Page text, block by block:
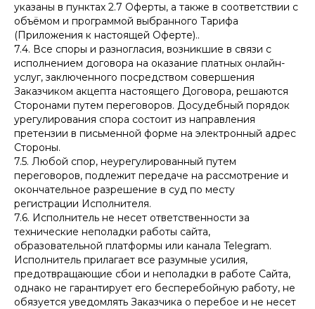
указаны в пунктах 2.7 Оферты, а также в соответствии с
объёмом и программой выбранного Тарифа
(Приложения к настоящей Оферте)..
7.4. Все споры и разногласия, возникшие в связи с
исполнением договора на оказание платных онлайн-
услуг, заключенного посредством совершения
Заказчиком акцепта настоящего Договора, решаются
Сторонами путем переговоров. Досудебный порядок
урегулирования спора состоит из направления
претензии в письменной форме на электронный адрес
Стороны.
7.5. Любой спор, неурегулированный путем
переговоров, подлежит передаче на рассмотрение и
окончательное разрешение в суд по месту
регистрации Исполнителя.
7.6. Исполнитель не несет ответственности за
технические неполадки работы сайта,
образовательной платформы или канала Telegram.
Исполнитель прилагает все разумные усилия,
предотвращающие сбои и неполадки в работе Сайта,
однако не гарантирует его бесперебойную работу, не
обязуется уведомлять Заказчика о перебое и не несет